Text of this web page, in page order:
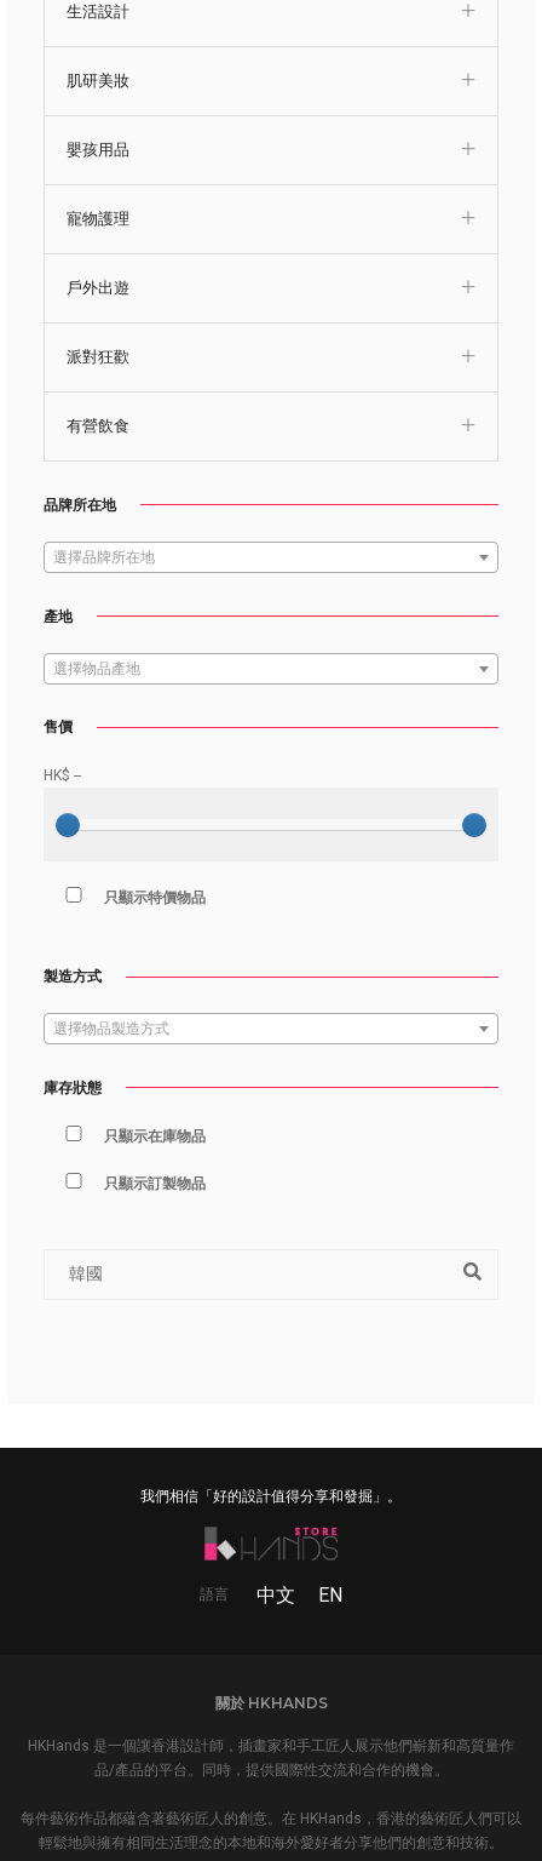
生活設計
肌研美妝
嬰孩用品
寵物護理
戶外出遊
派對狂歡
有營飲食
品牌所在地
選擇品牌所在地
產地
選擇物品產地
售價
HK$ --
只顯示特價物品
製造方式
選擇物品製造方式
庫存狀態
只顯示在庫物品
只顯示訂製物品
我們相信「好的設計值得分享和發掘」。
語言 中文 EN
關於 HKHANDS
HKHands 是一個讓香港設計師，插畫家和手工匠人展示他們嶄新和高質量作
品/產品的平台。同時，提供國際性交流和合作的機會。
每件藝術作品都蘊含著藝術匠人的創意。在 HKHands，香港的藝術匠人們可以
輕鬆地與擁有相同生活理念的本地和海外愛好者分享他們的創意和技術。